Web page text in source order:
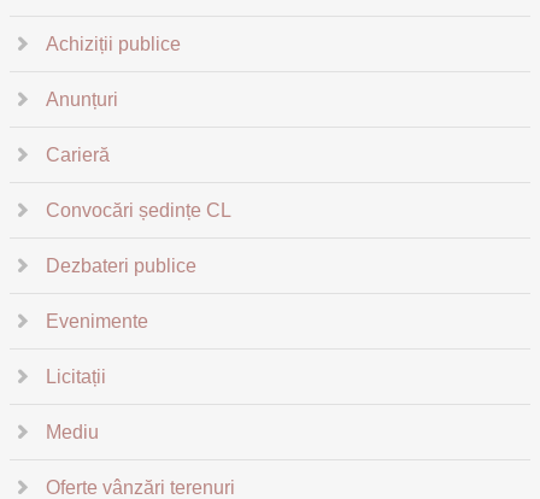
Achiziții publice
Anunțuri
Carieră
Convocări ședințe CL
Dezbateri publice
Evenimente
Licitații
Mediu
Oferte vânzări terenuri